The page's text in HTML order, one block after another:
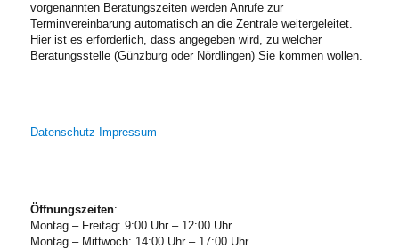
vorgenannten Beratungszeiten werden Anrufe zur
Terminvereinbarung automatisch an die Zentrale weitergeleitet.
Hier ist es erforderlich, dass angegeben wird, zu welcher
Beratungsstelle (Günzburg oder Nördlingen) Sie kommen wollen.
Datenschutz Impressum
Öffnungszeiten:
Montag – Freitag: 9:00 Uhr – 12:00 Uhr
Montag – Mittwoch: 14:00 Uhr – 17:00 Uhr